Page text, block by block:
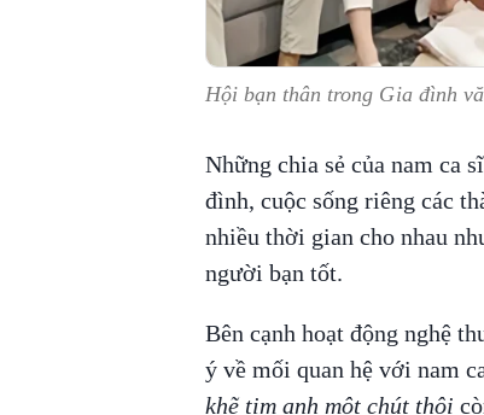
Hội bạn thân trong Gia đình
Những chia sẻ của nam ca
đình, cuộc sống riêng các
nhiều thời gian cho nhau
người bạn tốt.
Bên cạnh hoạt động nghệ
ý về mối quan hệ với nam
khẽ tim anh một chút thôi